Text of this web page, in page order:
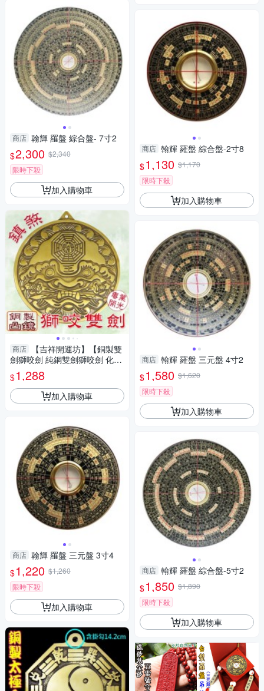
商店 翰輝 羅盤 綜合盤- 7寸2
$2,300 $2,340
限時下殺
加入購物車
商店
【吉祥開運坊】【銅製雙
劍獅咬劍 純銅雙劍獅咬劍 化外
煞 壁刀 路沖 鎮宅 保平安】開
光 擇日
$1,288
加入購物車
商店 翰輝 羅盤 三元盤 3寸4
$1,220 $1,260
限時下殺
加入購物車
商店 翰輝 羅盤 綜合盤-2寸8
$1,130 $1,170
限時下殺
加入購物車
商店 翰輝 羅盤 三元盤 4寸2
$1,580 $1,620
限時下殺
加入購物車
商店 翰輝 羅盤 綜合盤-5寸2
$1,850 $1,890
限時下殺
加入購物車